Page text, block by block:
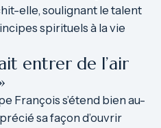
elle, soulignant le talent
spirituels à la vie
entrer de l’air
François s’étend bien au-
sa façon d’ouvrir